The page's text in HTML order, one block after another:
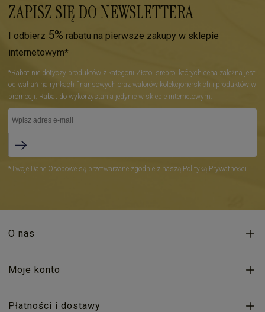
ZAPISZ SIĘ DO NEWSLETTERA
I odbierz 5% rabatu na pierwsze zakupy w sklepie
internetowym*
*Rabat nie dotyczy produktów z kategorii Złoto, srebro, których cena zależna jest
od wahań na rynkach finansowych oraz walorów kolekcjonerskich i produktów w
promocji. Rabat do wykorzystania jedynie w sklepie internetowym.
*Twoje Dane Osobowe są przetwarzane zgodnie z naszą Polityką Prywatności.
O nas
Moje konto
Płatności i dostawy